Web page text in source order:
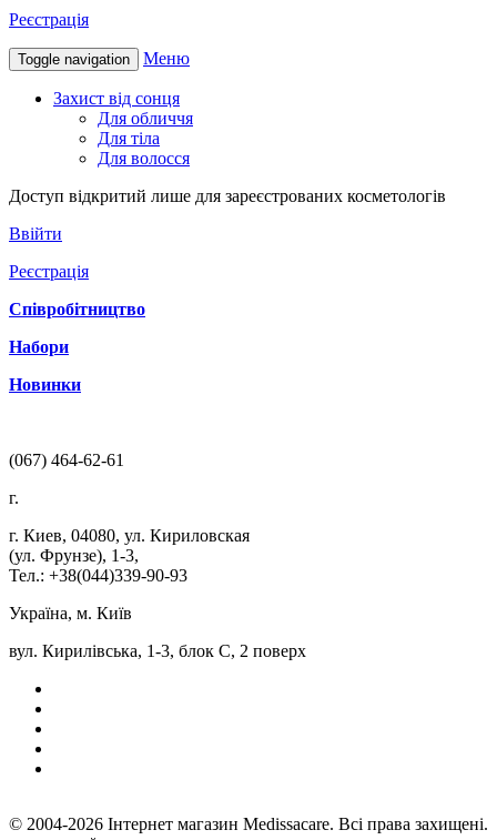
Реєстрація
Toggle navigation Меню
Захист від сонця
Для обличчя
Для тіла
Для волосся
Доступ відкритий лише для зареєстрованих косметологів
Ввійти
Реєстрація
Співробітництво
Набори
Новинки
(067) 464-62-61
г.
г. Киев, 04080, ул. Кириловская
(ул. Фрунзе), 1-3,
Тел.: +38(044)339-90-93
Україна, м. Київ
вул. Кирилівська, 1-3, блок С, 2 поверх
© 2004-2026 Інтернет магазин Medissacare. Всі права захищені.